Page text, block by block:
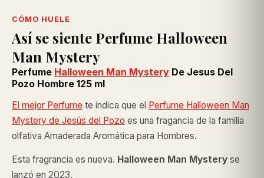
CÓMO HUELE
Así se siente Perfume Halloween
Man Mystery
Perfume Halloween Man Mystery De Jesus Del
Pozo Hombre 125 ml
El mejor Perfume te indica que el Perfume Halloween Man
Mystery de Jesús del Pozo es una fragancia de la familia
olfativa Amaderada Aromática para Hombres.
Esta fragrancia es nueva. Halloween Man Mystery se
lanzó en 2023.